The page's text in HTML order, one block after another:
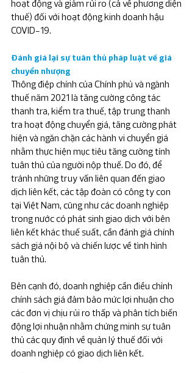
hoạt động và giảm rủi ro (cả về phương diện
thuế) đối với hoạt động kinh doanh hậu
COVID-19.
Đánh giá lại sự tuân thủ pháp luật về giá
chuyển nhượng
Thông điệp chính của Chính phủ và ngành
thuế năm 2021 là tăng cường công tác
thanh tra, kiểm tra thuế, tập trung thanh
tra hoạt động chuyển giá, tăng cường phát
hiện và ngăn chặn các hành vi chuyển giá
nhằm thực hiện mục tiêu tăng cường tính
tuân thủ của người nộp thuế. Do đó, để
tránh những truy vấn liên quan đến giao
dịch liên kết, các tập đoàn có công ty con
tại Việt Nam, cũng như các doanh nghiệp
trong nước có phát sinh giao dịch với bên
liên kết khác thuế suất, cần đánh giá chính
sách giá nội bộ và chiến lược về tình hình
tuân thủ.
Bên cạnh đó, doanh nghiệp cần điều chỉnh
chính sách giá đảm bảo mức lợi nhuận cho
các đơn vị chịu rủi ro thấp và phân tích biến
động lợi nhuận nhằm chứng minh sự tuân
thủ các quy định về quản lý thuế đối với
doanh nghiệp có giao dịch liên kết.